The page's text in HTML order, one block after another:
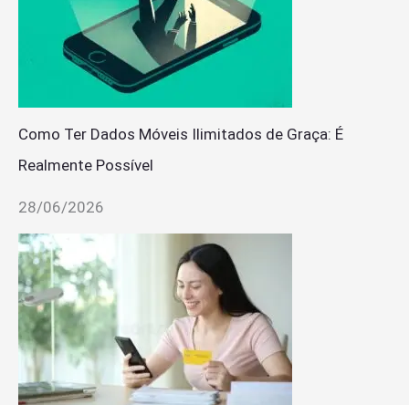
Como Ter Dados Móveis Ilimitados de Graça: É
Realmente Possível
28/06/2026